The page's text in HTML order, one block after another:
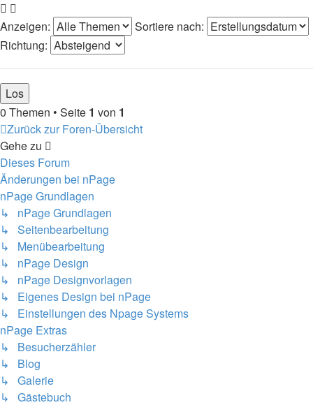
Anzeigen:
Sortiere nach:
Richtung:
0 Themen • Seite 1 von 1
Zurück zur Foren-Übersicht
Gehe zu
Dieses Forum
Änderungen bei nPage
nPage Grundlagen
↳ nPage Grundlagen
↳ Seitenbearbeitung
↳ Menübearbeitung
↳ nPage Design
↳ nPage Designvorlagen
↳ Eigenes Design bei nPage
↳ Einstellungen des Npage Systems
nPage Extras
↳ Besucherzähler
↳ Blog
↳ Galerie
↳ Gästebuch